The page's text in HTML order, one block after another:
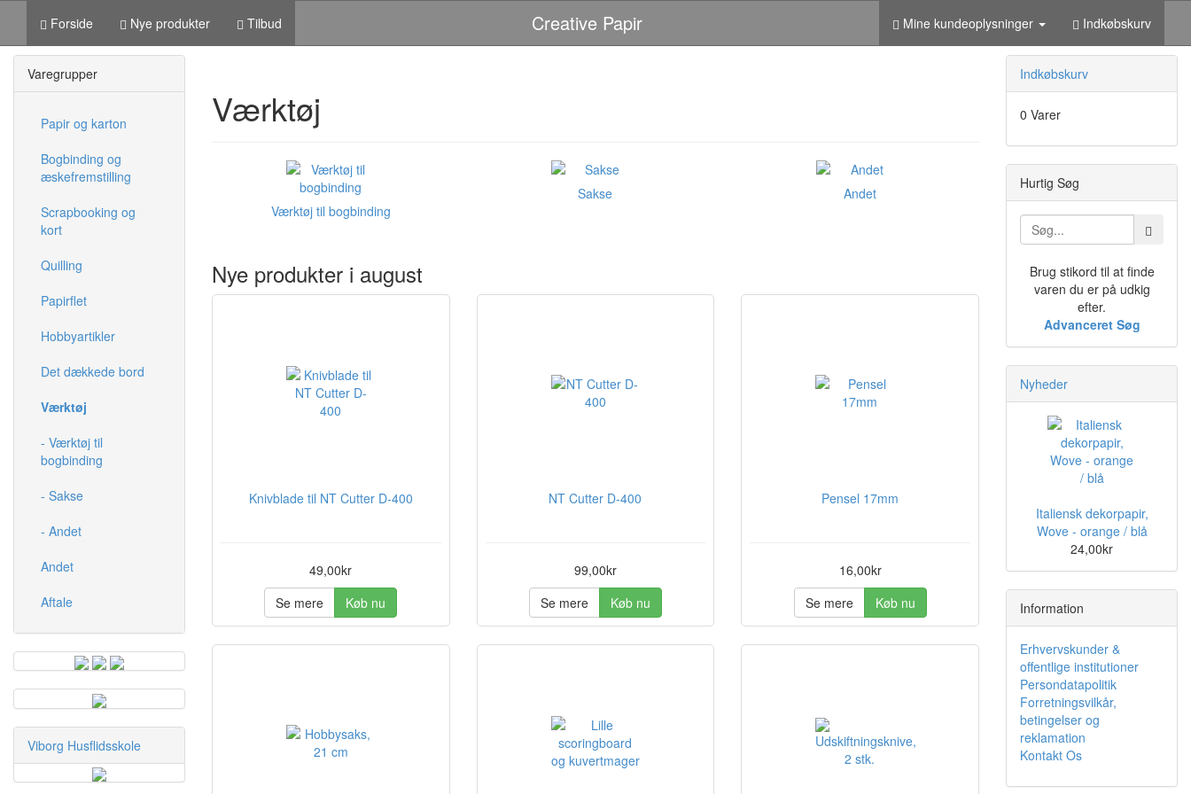
Forside Nye produkter Tilbud Mine kundeoplysninger Indkøbskurv
Creative Papir
Værktøj
Værktøj til bogbinding
Sakse Andet
Nye produkter i august
Knivblade til NT Cutter D-400
49,00kr
Se mere
Køb nu
NT Cutter D-400
99,00kr
Se mere
Køb nu
Pensel 17mm
16,00kr
Se mere
Køb nu
Varegrupper
Papir og karton
Bogbinding og
æskefremstilling
Scrapbooking og
kort
Quilling
Papirflet
Hobbyartikler
Det dækkede bord
Værktøj
- Værktøj til
bogbinding
- Sakse
- Andet
Andet
Aftale
Viborg Husflidsskole
Indkøbskurv
0 Varer
Hurtig Søg
Brug stikord til at finde
varen du er på udkig
efter.
Advanceret Søg
Nyheder
Italiensk dekorpapir,
Wove - orange / blå
24,00kr
Information
Erhvervskunder &
offentlige institutioner
Persondatapolitik
Forretningsvilkår,
betingelser og
reklamation
Kontakt Os